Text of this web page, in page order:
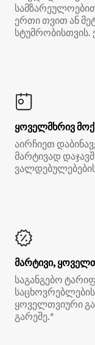
ერთი თვით ან
სტუმრობისთვის.
ყოველმხრივ
აირჩიეთ
მარტივად
მარტივი,
საგანგებო
ყოველთვიური
გარეშე.*